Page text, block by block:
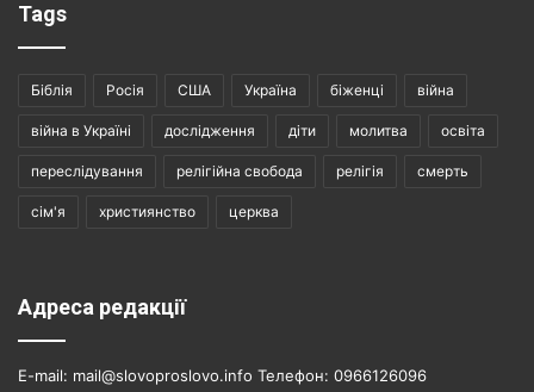
Tags
Біблія Росія США Україна біженці війна
війна в Україні дослідження діти молитва освіта
переслідування релігійна свобода релігія смерть
сім'я християнство церква
Адреса редакції
E-mail: mail@slovoproslovo.info Телефон: 0966126096